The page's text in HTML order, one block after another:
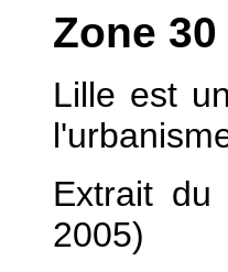
Zone
Lille est
Extrait du
2005)